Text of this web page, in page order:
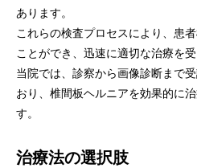
あります。
これらの検査プロセスにより、患
ことができ、迅速に適切な治療を
当院では、診察から画像診断まで
おり、椎間板ヘルニアを効果的に
す。
治療法の選択肢